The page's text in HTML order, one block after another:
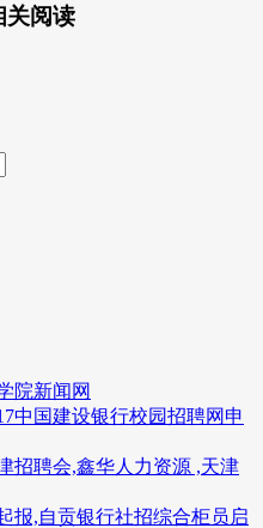
关阅读
院新闻网
中国建设银行校园招聘网申
招聘会,鑫华人力资源 ,天津
报,自贡银行社招综合柜员启